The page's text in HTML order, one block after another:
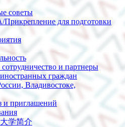
советы
для подготовки
и партнеры
граждан
Владивостоке,
и приглашений
学简介